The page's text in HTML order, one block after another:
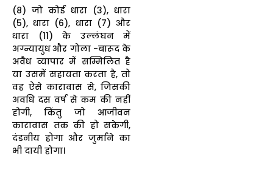
(8) जो कोई धारा (3), धारा
(5), धारा (6), धारा (7) और
धारा (11) के उल्लंघन में
अग्न्यायुध और गोला -बारूद के
अवैध व्यापार में सम्मिलित है
या उसमें सहायता करता है, तो
वह ऐसे कारावास से, जिसकी
अवधि दस वर्ष से कम की नहीं
होगी, किंतु जो आजीवन
कारावास तक की हो सकेगी,
दंडनीय होगा और जुर्माने का
भी दायी होगा।